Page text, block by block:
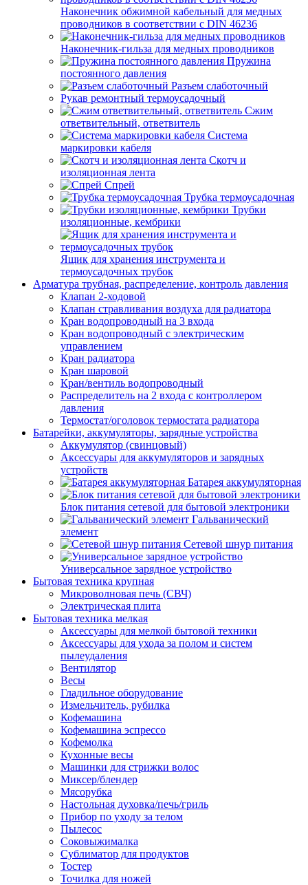
Наконечник обжимной кабельный для медных
проводников в соответствии с DIN 46236
Наконечник-гильза для медных проводников
Пружина
постоянного давления
Разъем слаботочный
Рукав ремонтный термоусадочный
Сжим
ответвительный, ответвитель
Система
маркировки кабеля
Скотч и
изоляционная лента
Спрей
Трубка термоусадочная
Трубки
изоляционные, кембрики
Ящик для хранения инструмента и
термоусадочных трубок
Арматура трубная, распределение, контроль давления
Клапан 2-ходовой
Клапан стравливания воздуха для радиатора
Кран водопроводный на 3 входа
Кран водопроводный с электрическим
управлением
Кран радиатора
Кран шаровой
Кран/вентиль водопроводный
Распределитель на 2 входа с контроллером
давления
Термостат/оголовок термостата радиатора
Батарейки, аккумуляторы, зарядные устройства
Аккумулятор (свинцовый)
Аксессуары для аккумуляторов и зарядных
устройств
Батарея аккумуляторная
Блок питания сетевой для бытовой электроники
Гальванический
элемент
Сетевой шнур питания
Универсальное зарядное устройство
Бытовая техника крупная
Микроволновая печь (СВЧ)
Электрическая плита
Бытовая техника мелкая
Аксессуары для мелкой бытовой техники
Аксессуары для ухода за полом и систем
пылеудаления
Вентилятор
Весы
Гладильное оборудование
Измельчитель, рубилка
Кофемашина
Кофемашина эспрессо
Кофемолка
Кухонные весы
Машинки для стрижки волос
Миксер/блендер
Мясорубка
Настольная духовка/печь/гриль
Прибор по уходу за телом
Пылесос
Соковыжималка
Сублиматор для продуктов
Тостер
Точилка для ножей